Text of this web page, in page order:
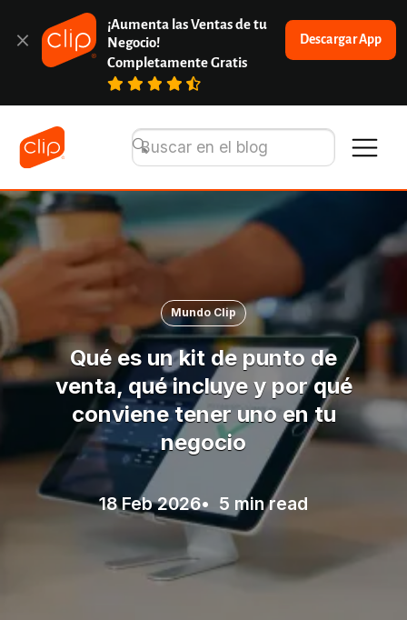
¡Aumenta las Ventas de tu
Negocio!
Completamente Gratis
Descargar App
Mundo Clip
Qué es un kit de punto de
venta, qué incluye y por qué
conviene tener uno en tu
negocio
18 Feb 2026• 5 min read